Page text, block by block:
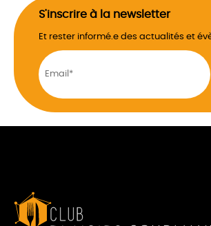
S'inscrire à la newsletter
Et rester informé.e des actualités et